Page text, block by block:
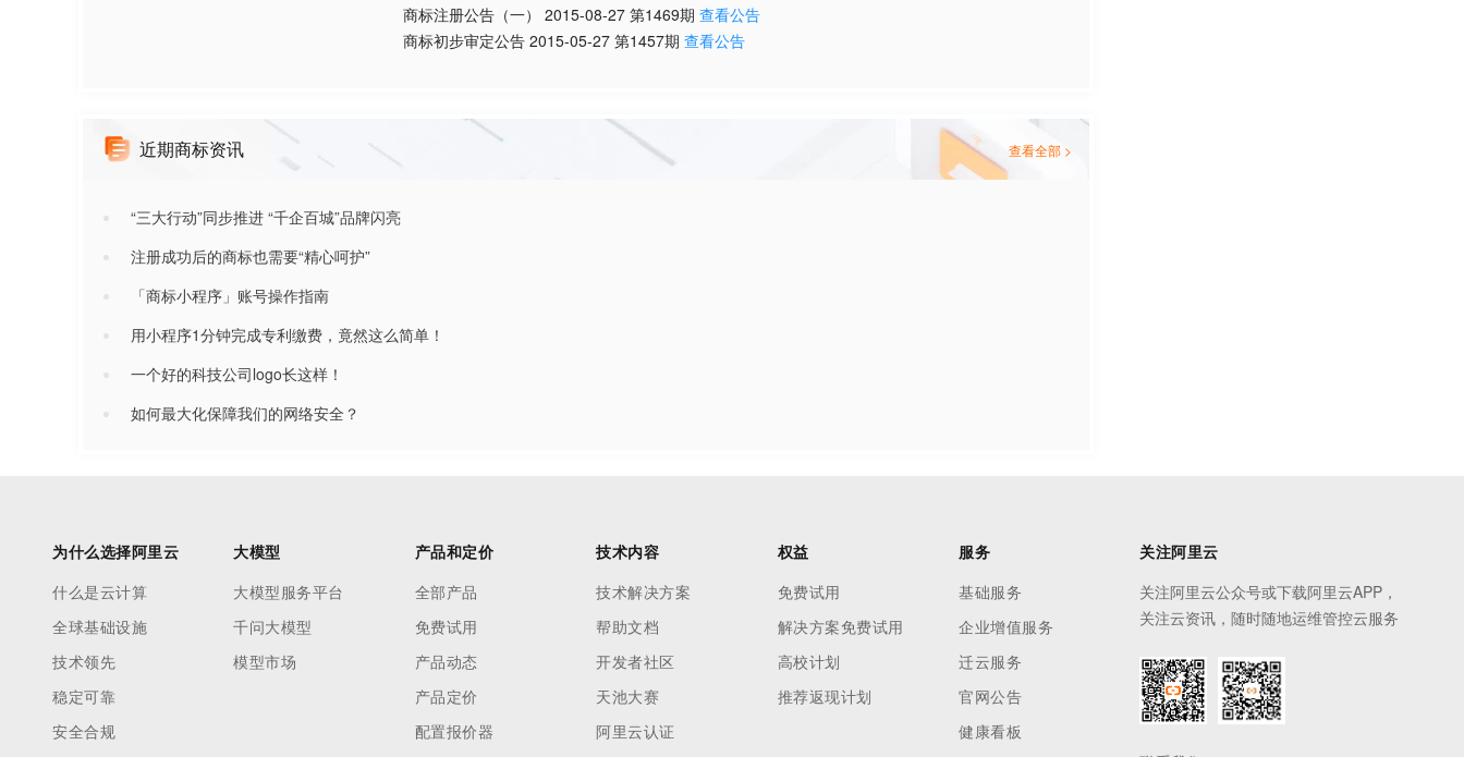
商标注册公告（一）
2015-08-27 第1469期 查看公告
商标初步审定公告 2015-05-27 第1457期 查看公告
近期商标资讯 查看全部 >
“三大行动”同步推进 “千企百城”品牌闪亮
注册成功后的商标也需要“精心呵护”
「商标小程序」账号操作指南
用小程序1分钟完成专利缴费，竟然这么简单！
一个好的科技公司logo长这样！
如何最大化保障我们的网络安全？